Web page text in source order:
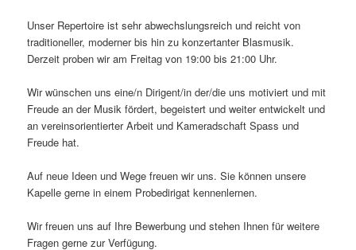
Unser Repertoire ist sehr abwechslungsreich und reicht von
traditioneller, moderner bis hin zu konzertanter Blasmusik.
Derzeit proben wir am Freitag von 19:00 bis 21:00 Uhr.
Wir wünschen uns eine/n Dirigent/in der/die uns motiviert und mit
Freude an der Musik fördert, begeistert und weiter entwickelt und
an vereinsorientierter Arbeit und Kameradschaft Spass und
Freude hat.
Auf neue Ideen und Wege freuen wir uns. Sie können unsere
Kapelle gerne in einem Probedirigat kennenlernen.
Wir freuen uns auf Ihre Bewerbung und stehen Ihnen für weitere
Fragen gerne zur Verfügung.